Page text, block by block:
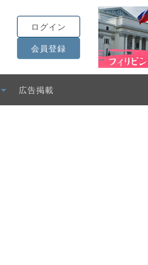
ログイン
会員登録
広告掲載